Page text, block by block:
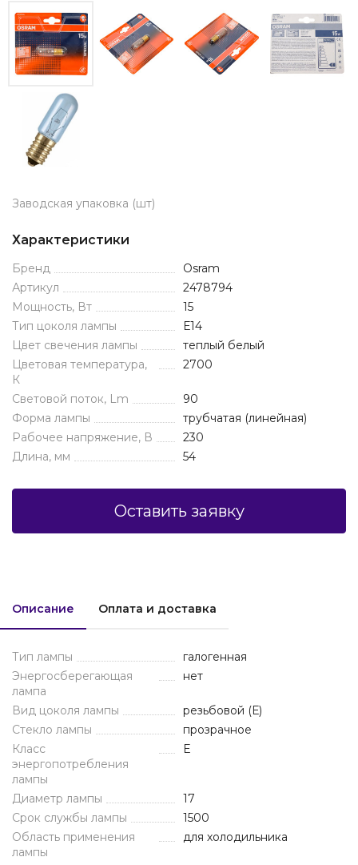
Заводская упаковка (шт)
Характеристики
Бренд
Osram
Артикул
2478794
Мощность, Вт
15
Тип цоколя лампы
Е14
Цвет свечения лампы
теплый белый
Цветовая температура,
К
2700
Световой поток, Lm
90
Форма лампы
трубчатая (линейная)
Рабочее напряжение, В
230
Длина, мм
54
Оставить заявку
Описание Оплата и доставка
Тип лампы
галогенная
Энергосберегающая
лампа
нет
Вид цоколя лампы
резьбовой (Е)
Стекло лампы
прозрачное
Класс
энергопотребления
лампы
E
Диаметр лампы
17
Срок службы лампы
1500
Область применения
лампы
для холодильника